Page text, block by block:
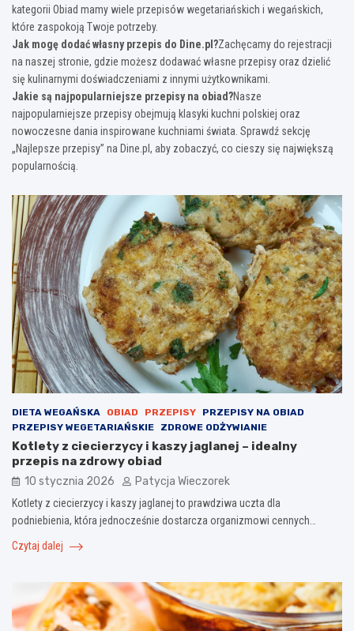
kategorii Obiad mamy wiele przepisów wegetariańskich i wegańskich,
które zaspokoją Twoje potrzeby.
Jak mogę dodać własny przepis do Dine.pl?Zachęcamy do rejestracji
na naszej stronie, gdzie możesz dodawać własne przepisy oraz dzielić
się kulinarnymi doświadczeniami z innymi użytkownikami.
Jakie są najpopularniejsze przepisy na obiad?Nasze
najpopularniejsze przepisy obejmują klasyki kuchni polskiej oraz
nowoczesne dania inspirowane kuchniami świata. Sprawdź sekcję
„Najlepsze przepisy” na Dine.pl, aby zobaczyć, co cieszy się największą
popularnością.
DIETA WEGAŃSKA OBIAD PRZEPISY
PRZEPISY NA OBIAD
PRZEPISY WEGETARIAŃSKIE
ZDROWE ODŻYWIANIE
Kotlety z ciecierzycy i kaszy jaglanej – idealny
przepis na zdrowy obiad
10 stycznia 2026 Patycja Wieczorek
Kotlety z ciecierzycy i kaszy jaglanej to prawdziwa uczta dla
podniebienia, która jednocześnie dostarcza organizmowi cennych…
Czytaj dalej